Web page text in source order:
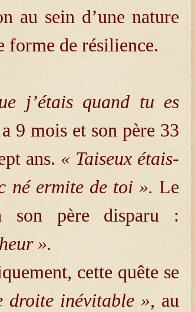
au sein d’une nature
forme de résilience.
j’étais quand tu es
9 mois et son père 33
ans. « Taiseux étais-
né ermite de toi ». Le
son père disparu :
».
cette quête se
droite inévitable », au